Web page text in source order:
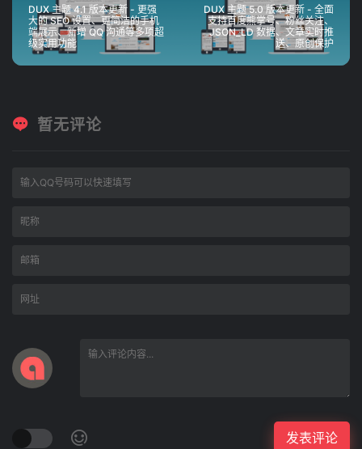
DUX 主题 4.1 版本更新 - 更强
大的 SEO 设置、更简洁的手机
端展示、新增 QQ 沟通等多项超
级实用功能
DUX 主题 5.0 版本更新 - 全面
支持百度熊掌号、粉丝关注、
JSON_LD 数据、文章实时推
送、原创保护
暂无评论